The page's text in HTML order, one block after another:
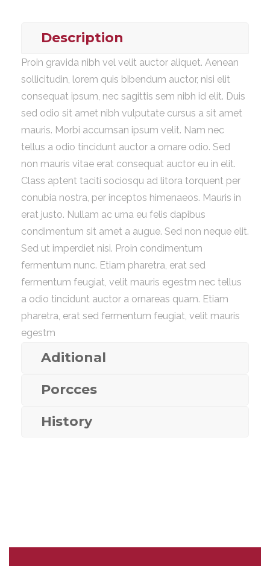
Description
Proin gravida nibh vel velit auctor aliquet. Aenean
sollicitudin, lorem quis bibendum auctor, nisi elit
consequat ipsum, nec sagittis sem nibh id elit. Duis
sed odio sit amet nibh vulputate cursus a sit amet
mauris. Morbi accumsan ipsum velit. Nam nec
tellus a odio tincidunt auctor a ornare odio. Sed
non mauris vitae erat consequat auctor eu in elit.
Class aptent taciti sociosqu ad litora torquent per
conubia nostra, per inceptos himenaeos. Mauris in
erat justo. Nullam ac urna eu felis dapibus
condimentum sit amet a augue. Sed non neque elit.
Sed ut imperdiet nisi. Proin condimentum
fermentum nunc. Etiam pharetra, erat sed
fermentum feugiat, velit mauris egestm nec tellus
a odio tincidunt auctor a ornareas quam. Etiam
pharetra, erat sed fermentum feugiat, velit mauris
egestm
Aditional
Porcces
History